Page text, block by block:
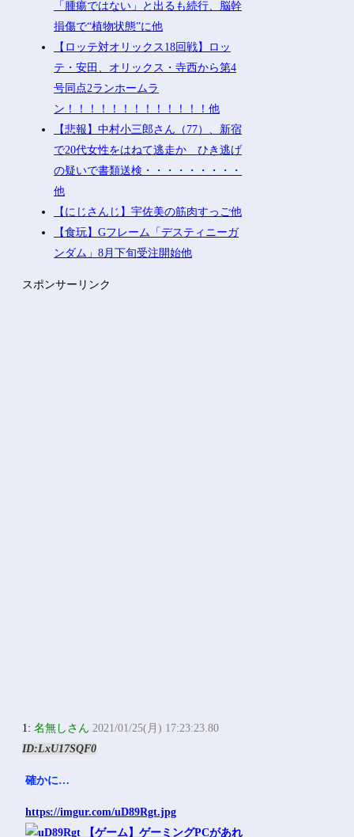
「腫瘍ではない」と出るも続行、脳幹
損傷で“植物状態”に他
【ロッテ対オリックス18回戦】ロッ
テ・安田、オリックス・寺西から第4
号同点2ランホームラ
ン！！！！！！！！！！！！！他
【悲報】中村小三郎さん（77）、新宿
で20代女性をはねて逃走か ひき逃げ
の疑いで書類送検・・・・・・・・・
他
【にじさんじ】宇佐美の筋肉すっご他
【食玩】Gフレーム「デスティニーガ
ンダム」8月下旬受注開始他
スポンサーリンク
1:名無しさん 2021/01/25(月) 17:23:23.80
ID:LxU17SQF0
確かに…
https://imgur.com/uD89Rgt.jpg